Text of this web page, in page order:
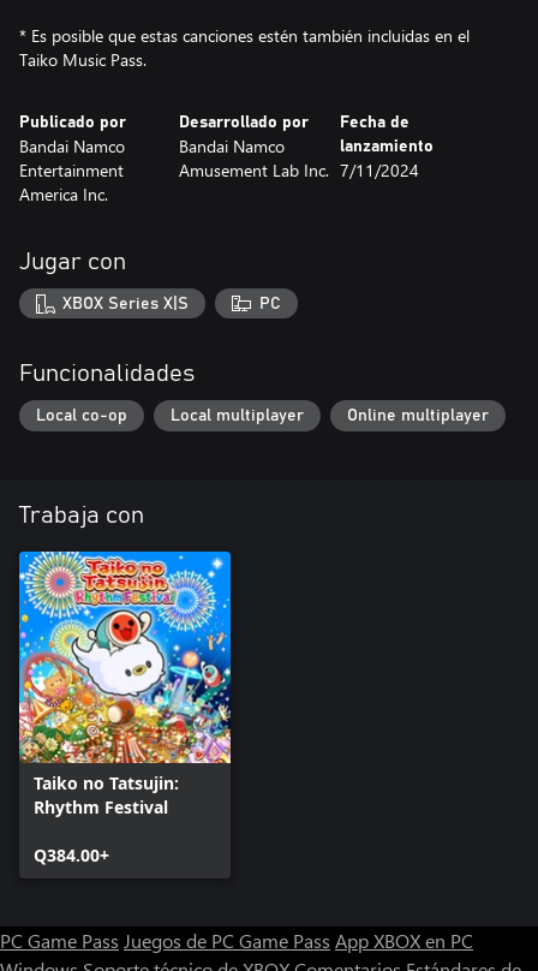
* Es posible que estas canciones estén también incluidas en el
Taiko Music Pass.
Publicado por
Bandai Namco
Entertainment
America Inc.
Desarrollado por
Bandai Namco
Amusement Lab Inc.
Fecha de
lanzamiento
7/11/2024
Jugar con
XBOX Series X|S PC
Funcionalidades
Local co-op Local multiplayer Online multiplayer
Trabaja con
Taiko no Tatsujin:
Rhythm Festival
Q384.00+
PC Game Pass Juegos de PC Game Pass App XBOX en PC